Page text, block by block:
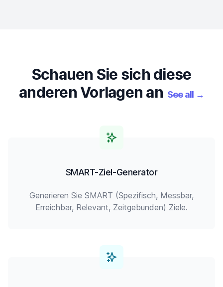
Schauen Sie sich diese
anderen Vorlagen an See all →
SMART-Ziel-Generator
Generieren Sie SMART (Spezifisch, Messbar,
Erreichbar, Relevant, Zeitgebunden) Ziele.